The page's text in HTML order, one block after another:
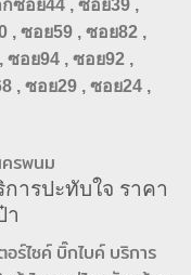
ซอย44 , ซอย39 ,
, ซอย59 , ซอย82 ,
ซอย94 , ซอย92 ,
, ซอย29 , ซอย24 ,
การปะทับใจ ราคา
า
ร์ไซค์ บิ๊กไบค์ บริการ